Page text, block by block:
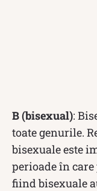
B (bisexual):
toate genurile.
bisexuale este
perioade în care
fiind bisexuale